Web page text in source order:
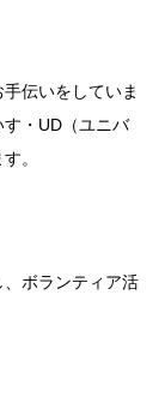
伝いをしていま
・UD（ユニバ
。
ボランティア活